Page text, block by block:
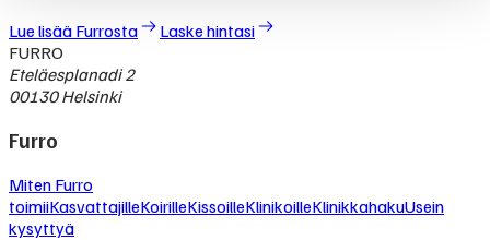
Lue lisää Furrosta
Laske hintasi
FURRO
Eteläesplanadi 2
00130 Helsinki
Furro
Miten Furro
toimiiKasvattajilleKoirilleKissoilleKlinikoilleKlinikkahakuUsein
kysyttyä